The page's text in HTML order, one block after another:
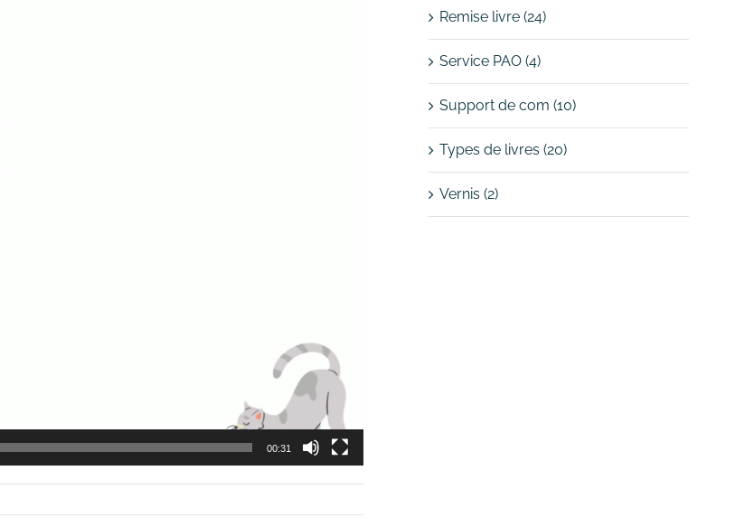
00:31
Remise livre (24)
Service PAO (4)
Support de com (10)
Types de livres (20)
Vernis (2)